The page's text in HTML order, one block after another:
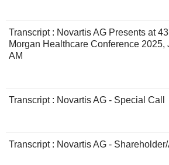
Transcript : Novartis AG Presents at
Morgan Healthcare Conference 2025,
AM
Transcript : Novartis AG - Special Call
Transcript : Novartis AG - Shareholder/